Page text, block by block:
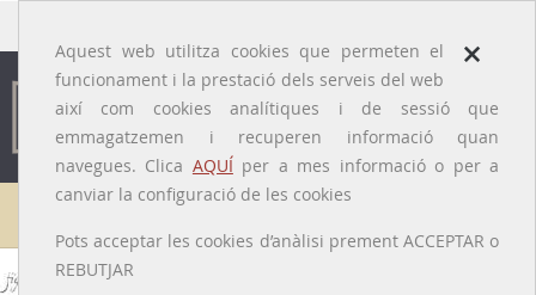
×
Aquest web utilitza cookies que permeten el
funcionament i la prestació dels serveis del web
així com cookies analítiques i de sessió que
emmagatzemen i recuperen informació quan
navegues. Clica AQUÍper a mes informació o per a
canviar la configuració de les cookies
Pots acceptar les cookies d’anàlisi prement ACCEPTAR o
REBUTJAR
Galeria de metges